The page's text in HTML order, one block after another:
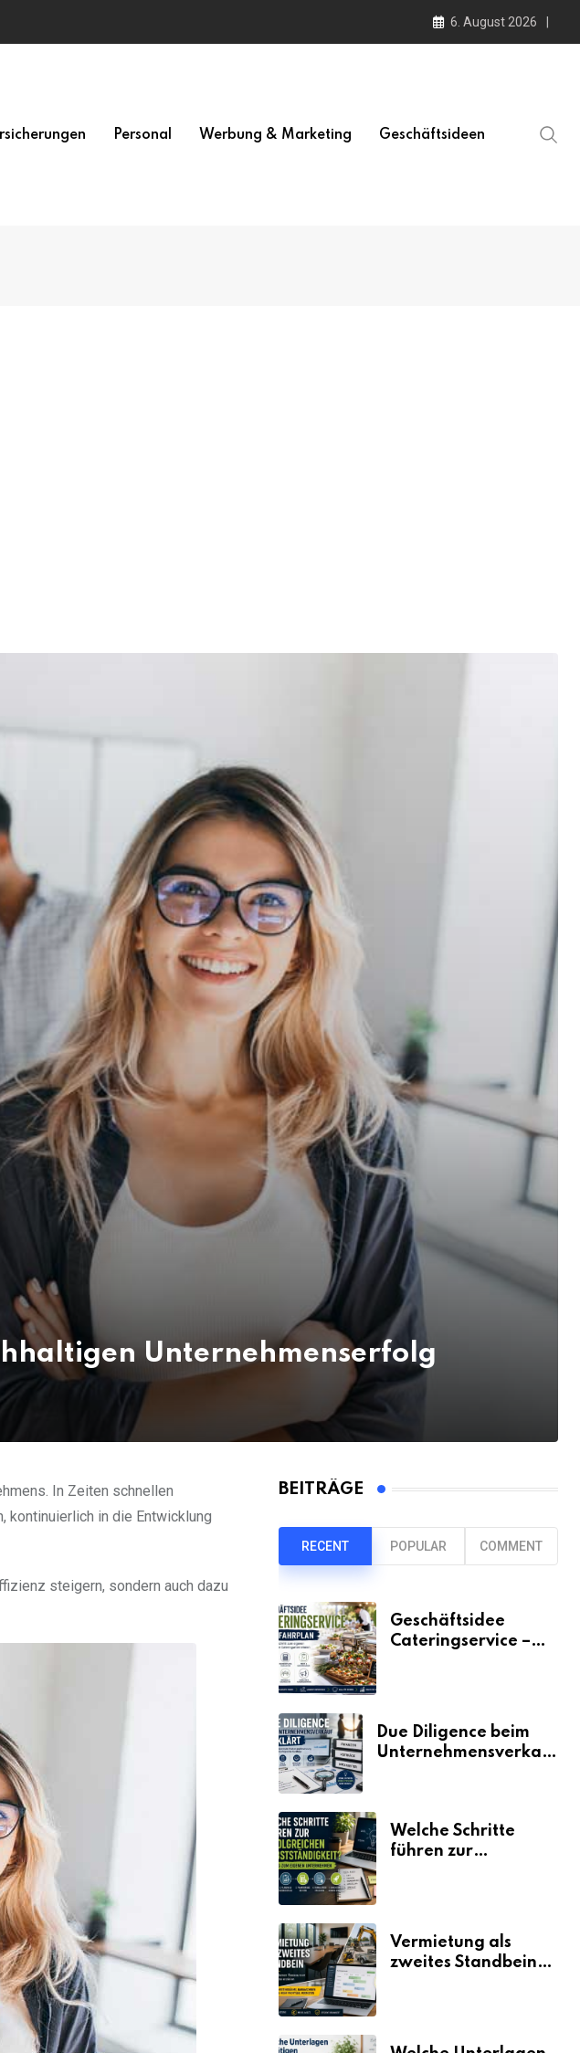
6. August 2026
Personal Werbung & Marketing Geschäftsideen
Unternehmenserfolg
In Zeiten schnellen
kontinuierlich in die Entwicklung
steigern, sondern auch dazu
BEITRÄGE
RECENT POPULAR COMMENT
Geschäftsidee
Cateringservice –
Due Diligence beim
Unternehmensverkauf
Welche Schritte
führen zur
Vermietung als
zweites Standbein:
Umsätze machen